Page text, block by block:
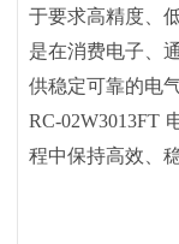
于要求高精度、
是在消费电子、
供稳定可靠的电
RC-02W3013FT
程中保持高效、